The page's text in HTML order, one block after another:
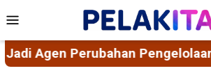
to
content
Menu
Sampah Mahasiswa KKN-PK